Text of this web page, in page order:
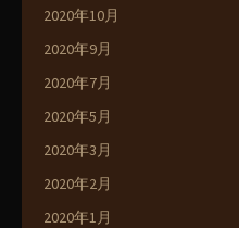
2020年10月
2020年9月
2020年7月
2020年5月
2020年3月
2020年2月
2020年1月